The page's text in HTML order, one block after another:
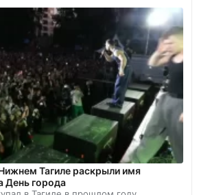
Тагиле раскрыли имя
День города